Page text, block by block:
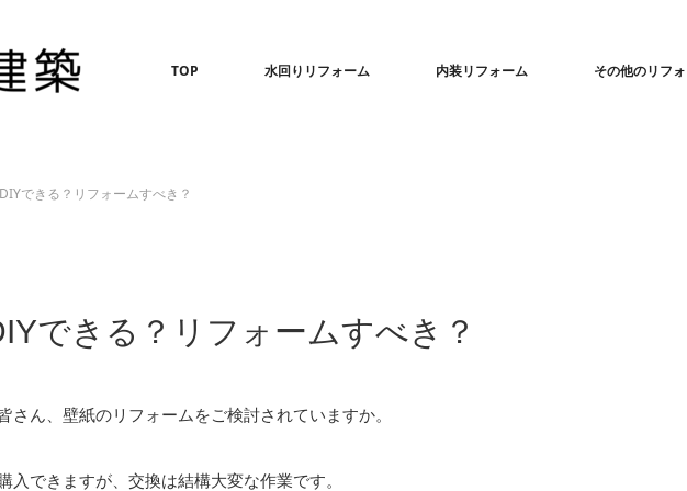
TOP 水回りリフォーム 内装リフォーム その他のリフ
できる？リフォームすべき？
できる？リフォームすべき？
さん、壁紙のリフォームをご検討されていますか。
できますが、交換は結構大変な作業です。